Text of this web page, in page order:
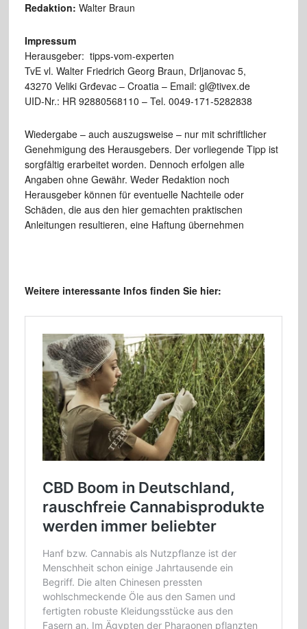
Redaktion: Walter Braun
Impressum
Herausgeber: tipps-vom-experten
TvE vl. Walter Friedrich Georg Braun, Drljanovac 5,
43270 Veliki Grđevac – Croatia – Email: gl@tivex.de
UID-Nr.: HR 92880568110 – Tel. 0049-171-5282838
Wiedergabe – auch auszugsweise – nur mit schriftlicher
Genehmigung des Herausgebers. Der vorliegende Tipp ist
sorgfältig erarbeitet worden. Dennoch erfolgen alle
Angaben ohne Gewähr. Weder Redaktion noch
Herausgeber können für eventuelle Nachteile oder
Schäden, die aus den hier gemachten praktischen
Anleitungen resultieren, eine Haftung übernehmen
Weitere interessante Infos finden Sie hier: